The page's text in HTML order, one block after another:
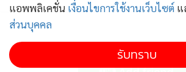
สุดท้ายก็อยากจะฝากไปถึงท่านผู้ชมที่ได้ชมข่
ที่ผมฟ้องคุณลุงจรูญในข้อหาหมิ่นประมาทด้
อยากจะฝากให้แง่คิดกับทุกท่านว่า การที่ทุก
ข่าวสารลงในโลกโซเชียล เป็นการละเมิดสิ
ติดตามข่าวสารผ่านทาง
แอพพลิเคชั่น เงื่อนไขการใช้งานเว็บไซต์ แ
ส่วนบุคคล
รับทราบ